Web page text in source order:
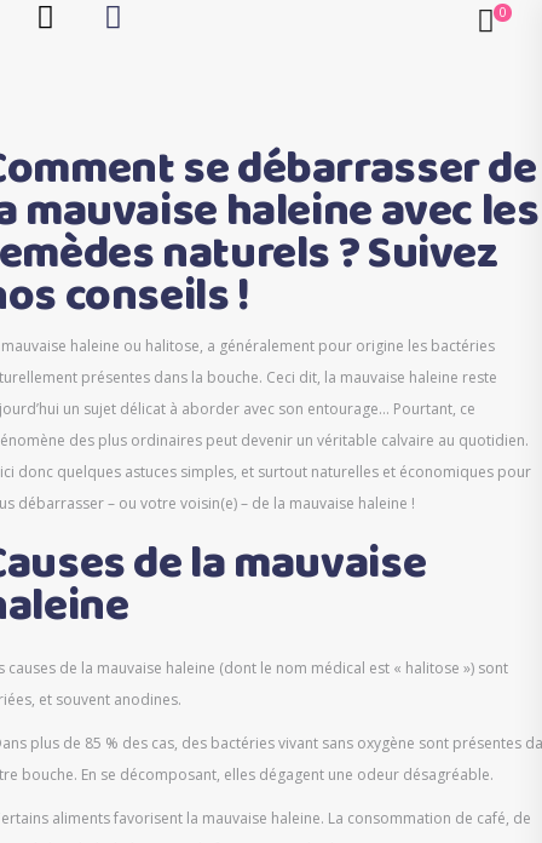
se débarrasser de
mauvaise haleine avec les
naturels ? Suivez
conseils !
haleine ou halitose, a généralement pour origine les bactéries
présentes dans la bouche. Ceci dit, la mauvaise haleine reste
un sujet délicat à aborder avec son entourage… Pourtant, ce
des plus ordinaires peut devenir un véritable calvaire au quotidien.
donc quelques astuces simples, et surtout naturelles et économiques pour
débarrasser – ou votre voisin(e) – de la mauvaise haleine !
de la mauvaise
causes de la mauvaise haleine (dont le nom médical est « halitose ») sont
et souvent anodines.
plus de 85 % des cas, des bactéries vivant sans oxygène sont présentes
bouche. En se décomposant, elles dégagent une odeur désagréable.
aliments favorisent la mauvaise haleine. La consommation de café, de